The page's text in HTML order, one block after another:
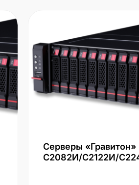
Серверы «Гравитон»
С2082И/С2122И/